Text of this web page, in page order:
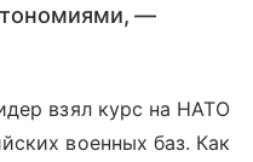
—
взял курс на НАТО
военных баз. Как